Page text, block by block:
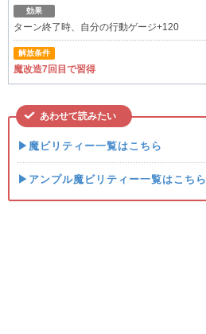
効果
ターン終了時、自分の行動ゲージ+120
解放条件
魔改造7回目で習得
あわせて読みたい
▶魔ビリティー一覧はこちら
▶アンプル魔ビリティー一覧はこちら